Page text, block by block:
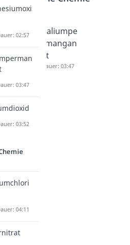
Magnesiu
Kaliumpe
rmangan
at
Dauer: 03:47
02:57
03:47
03:52
04:11